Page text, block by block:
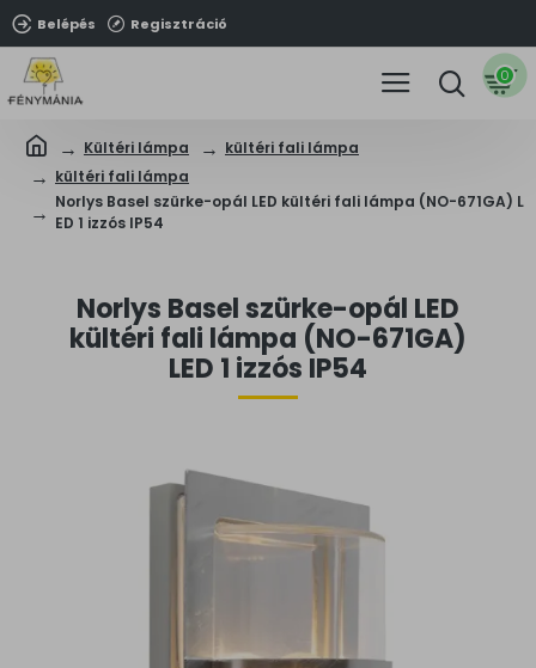
Belépés Regisztráció
0
Kültéri lámpa
kültéri fali lámpa
kültéri fali lámpa
Norlys Basel szürke-opál LED kültéri fali lámpa (NO-671GA) L
ED 1 izzós IP54
Norlys Basel szürke-opál LED
kültéri fali lámpa (NO-671GA)
LED 1 izzós IP54